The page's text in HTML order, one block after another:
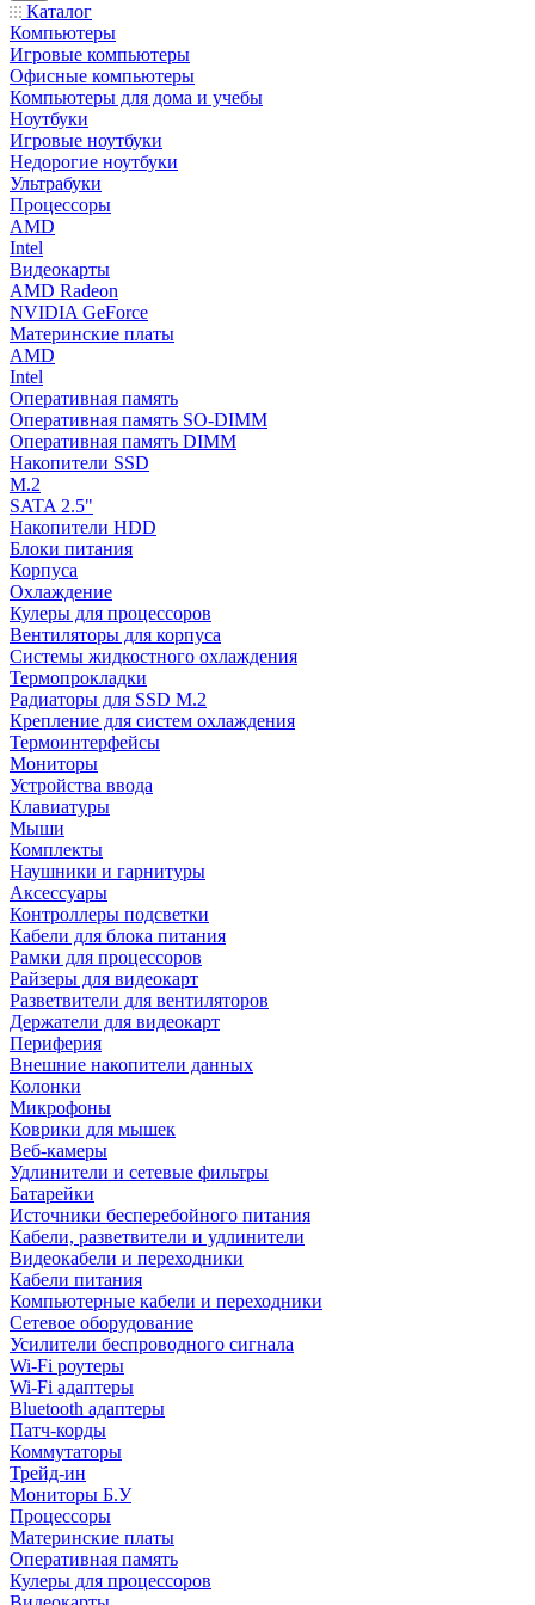
Каталог
Компьютеры
Игровые компьютеры
Офисные компьютеры
Компьютеры для дома и учебы
Ноутбуки
Игровые ноутбуки
Недорогие ноутбуки
Ультрабуки
Процессоры
AMD
Intel
Видеокарты
AMD Radeon
NVIDIA GeForce
Материнские платы
AMD
Intel
Оперативная память
Оперативная память SO-DIMM
Оперативная память DIMM
Накопители SSD
M.2
SATA 2.5"
Накопители HDD
Блоки питания
Корпуса
Охлаждение
Кулеры для процессоров
Вентиляторы для корпуса
Системы жидкостного охлаждения
Термопрокладки
Радиаторы для SSD M.2
Крепление для систем охлаждения
Термоинтерфейсы
Мониторы
Устройства ввода
Клавиатуры
Мыши
Комплекты
Наушники и гарнитуры
Аксессуары
Контроллеры подсветки
Кабели для блока питания
Рамки для процессоров
Райзеры для видеокарт
Разветвители для вентиляторов
Держатели для видеокарт
Периферия
Внешние накопители данных
Колонки
Микрофоны
Коврики для мышек
Веб-камеры
Удлинители и сетевые фильтры
Батарейки
Источники бесперебойного питания
Кабели, разветвители и удлинители
Видеокабели и переходники
Кабели питания
Компьютерные кабели и переходники
Сетевое оборудование
Усилители беспроводного сигнала
Wi-Fi роутеры
Wi-Fi адаптеры
Bluetooth адаптеры
Патч-корды
Коммутаторы
Трейд-ин
Мониторы Б.У
Процессоры
Материнские платы
Оперативная память
Кулеры для процессоров